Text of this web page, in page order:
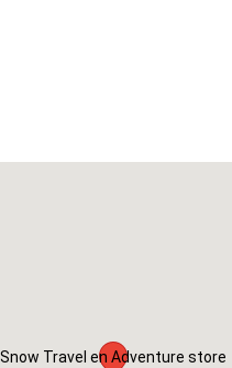
Snow Travel en Adventure store